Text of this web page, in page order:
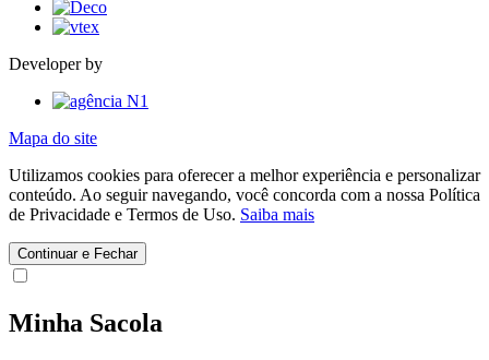
Developer by
Mapa do site
Utilizamos cookies para oferecer a melhor experiência e personalizar
conteúdo. Ao seguir navegando, você concorda com a nossa Política
de Privacidade e Termos de Uso. Saiba mais
Continuar e Fechar
Minha Sacola